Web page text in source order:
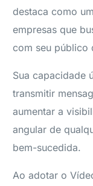
destaca como
empresas que
com seu público
Sua capacidade
transmitir
aumentar a
angular de
bem-sucedida.
Ao adotar o